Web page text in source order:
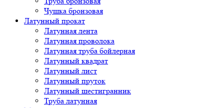
Чушка бронзовая
Латунный прокат
Латунная лента
Латунная проволока
Латунная труба бойлерная
Латунный квадрат
Латунный лист
Латунный пруток
Латунный шестигранник
Труба латунная